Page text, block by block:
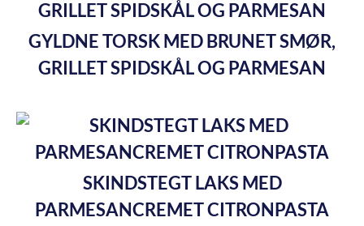
GYLDNE TORSK MED BRUNET SMØR,
GRILLET SPIDSKÅL OG PARMESAN
SKINDSTEGT LAKS MED
PARMESANCREMET CITRONPASTA